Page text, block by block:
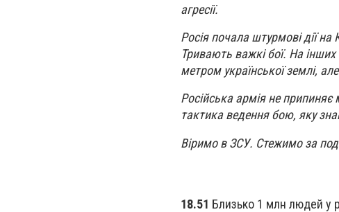
агресії.
Росія почала штурмові дії
Тривають важкі бої. На
метром української землі,
Російська армія не припиняє
тактика ведення бою, яку
Віримо в ЗСУ. Стежимо за
18.51 Близько 1 млн людей у